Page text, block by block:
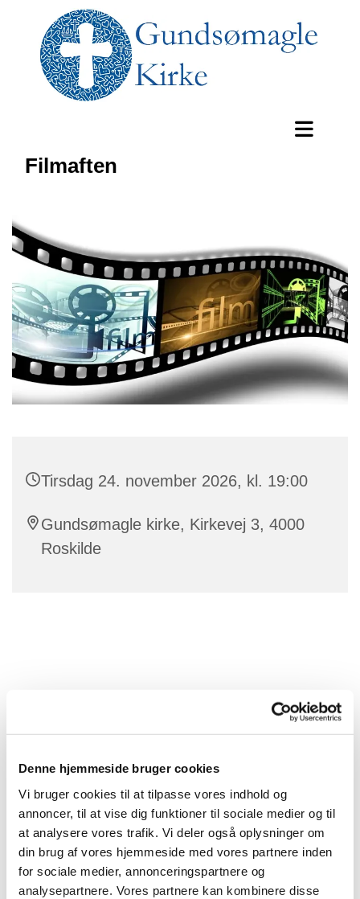
Denne hjemmeside bruger cookies
Vi bruger cookies til at tilpasse vores indhold og
annoncer, til at vise dig funktioner til sociale medier og til
at analysere vores trafik. Vi deler også oplysninger om
din brug af vores hjemmeside med vores partnere inden
for sociale medier, annonceringspartnere og
analysepartnere. Vores partnere kan kombinere disse
Filmaften
Tirsdag 24. november 2026, kl. 19:00
Gundsømagle kirke, Kirkevej 3, 4000
Roskilde